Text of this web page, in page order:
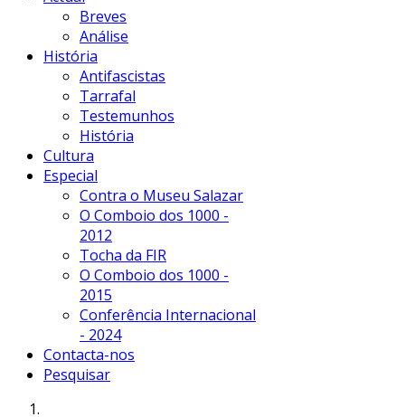
Breves
Análise
História
Antifascistas
Tarrafal
Testemunhos
História
Cultura
Especial
Contra o Museu Salazar
O Comboio dos 1000 -
2012
Tocha da FIR
O Comboio dos 1000 -
2015
Conferência Internacional
- 2024
Contacta-nos
Pesquisar